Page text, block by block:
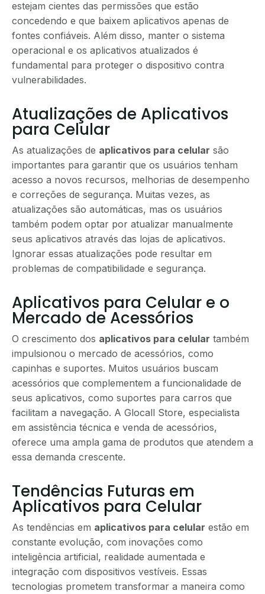
estejam cientes das permissões que estão
concedendo e que baixem aplicativos apenas de
fontes confiáveis. Além disso, manter o sistema
operacional e os aplicativos atualizados é
fundamental para proteger o dispositivo contra
vulnerabilidades.
Atualizações de Aplicativos
para Celular
As atualizações de aplicativos para celular são
importantes para garantir que os usuários tenham
acesso a novos recursos, melhorias de desempenho
e correções de segurança. Muitas vezes, as
atualizações são automáticas, mas os usuários
também podem optar por atualizar manualmente
seus aplicativos através das lojas de aplicativos.
Ignorar essas atualizações pode resultar em
problemas de compatibilidade e segurança.
Aplicativos para Celular e o
Mercado de Acessórios
O crescimento dos aplicativos para celular também
impulsionou o mercado de acessórios, como
capinhas e suportes. Muitos usuários buscam
acessórios que complementem a funcionalidade de
seus aplicativos, como suportes para carros que
facilitam a navegação. A Glocall Store, especialista
em assistência técnica e venda de acessórios,
oferece uma ampla gama de produtos que atendem a
essa demanda crescente.
Tendências Futuras em
Aplicativos para Celular
As tendências em aplicativos para celular estão em
constante evolução, com inovações como
inteligência artificial, realidade aumentada e
integração com dispositivos vestíveis. Essas
tecnologias prometem transformar a maneira como